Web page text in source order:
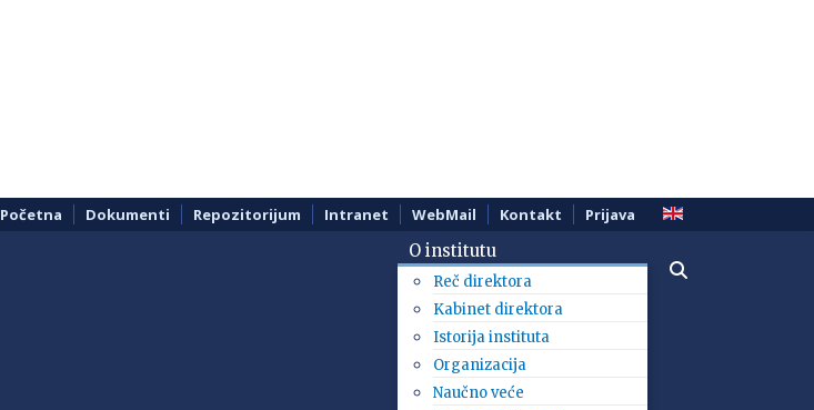
Početna Dokumenti Repozitorijum Intranet WebMail Kontakt Prijava
O institutu
Reč direktora
Kabinet direktora
Istorija instituta
Organizacija
Naučno veće